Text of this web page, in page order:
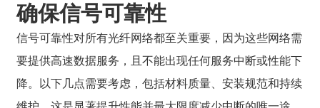
确保信号可靠性
信号可靠性对所有光纤网络都至关重要，因为这些网络需
要提供高速数据服务，且不能出现任何服务中断或性能下
降。以下几点需要考虑，包括材料质量、安装规范和持续